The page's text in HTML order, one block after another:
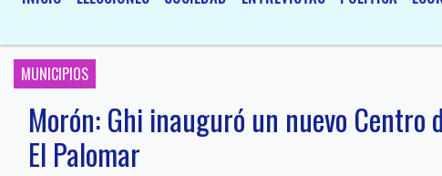
MUNICIPIOS
Morón: Ghi inauguró un nuevo Centro
El Palomar